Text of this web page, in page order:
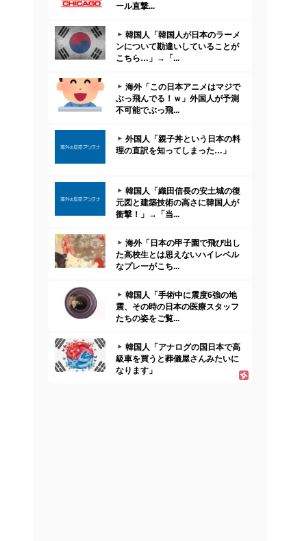
ール直撃...
韓国人「韓国人が日本のラーメ
ンについて勘違いしていることが
こちら…」→「...
海外「この日本アニメはマジで
ぶっ飛んでる！ｗ」外国人が予測
不可能でぶっ飛...
外国人「親子丼という日本の料
理の直訳を知ってしまった…」
韓国人「織田信長の安土城の復
元図と建築技術の高さに韓国人が
衝撃！」→「当...
海外「日本の甲子園で飛び出し
た高校生とは思えないハイレベル
なプレーがこち...
韓国人「手術中に震度6強の地
震、その時の日本の医療スタッフ
たちの姿をご覧...
韓国人「アナログの国日本で高
級車を買うと葬儀屋さんみたいに
なります」